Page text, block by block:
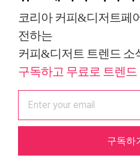
코리아 커피&디저트페
전하는
커피&디저트 트렌드 소
구독하고 무료로 트렌
구독하